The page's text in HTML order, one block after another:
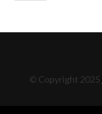
© Copyright 2025